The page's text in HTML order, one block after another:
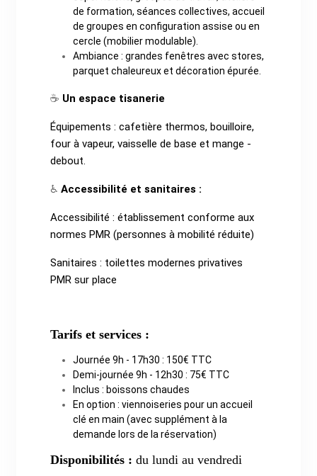
de formation, séances collectives, accueil
de groupes en configuration assise ou en
cercle (mobilier modulable).
Ambiance : grandes fenêtres avec stores,
parquet chaleureux et décoration épurée.
☕ Un espace tisanerie
Équipements : cafetière thermos, bouilloire,
four à vapeur, vaisselle de base et mange -
debout.
♿Accessibilité et sanitaires :
Accessibilité : établissement conforme aux
normes PMR (personnes à mobilité réduite)
Sanitaires : toilettes modernes privatives
PMR sur place
Tarifs et services :
Journée 9h - 17h30 : 150€ TTC
Demi-journée 9h - 12h30 : 75€ TTC
Inclus : boissons chaudes
En option : viennoiseries pour un accueil
clé en main (avec supplément à la
demande lors de la réservation)
Disponibilités : du lundi au vendredi